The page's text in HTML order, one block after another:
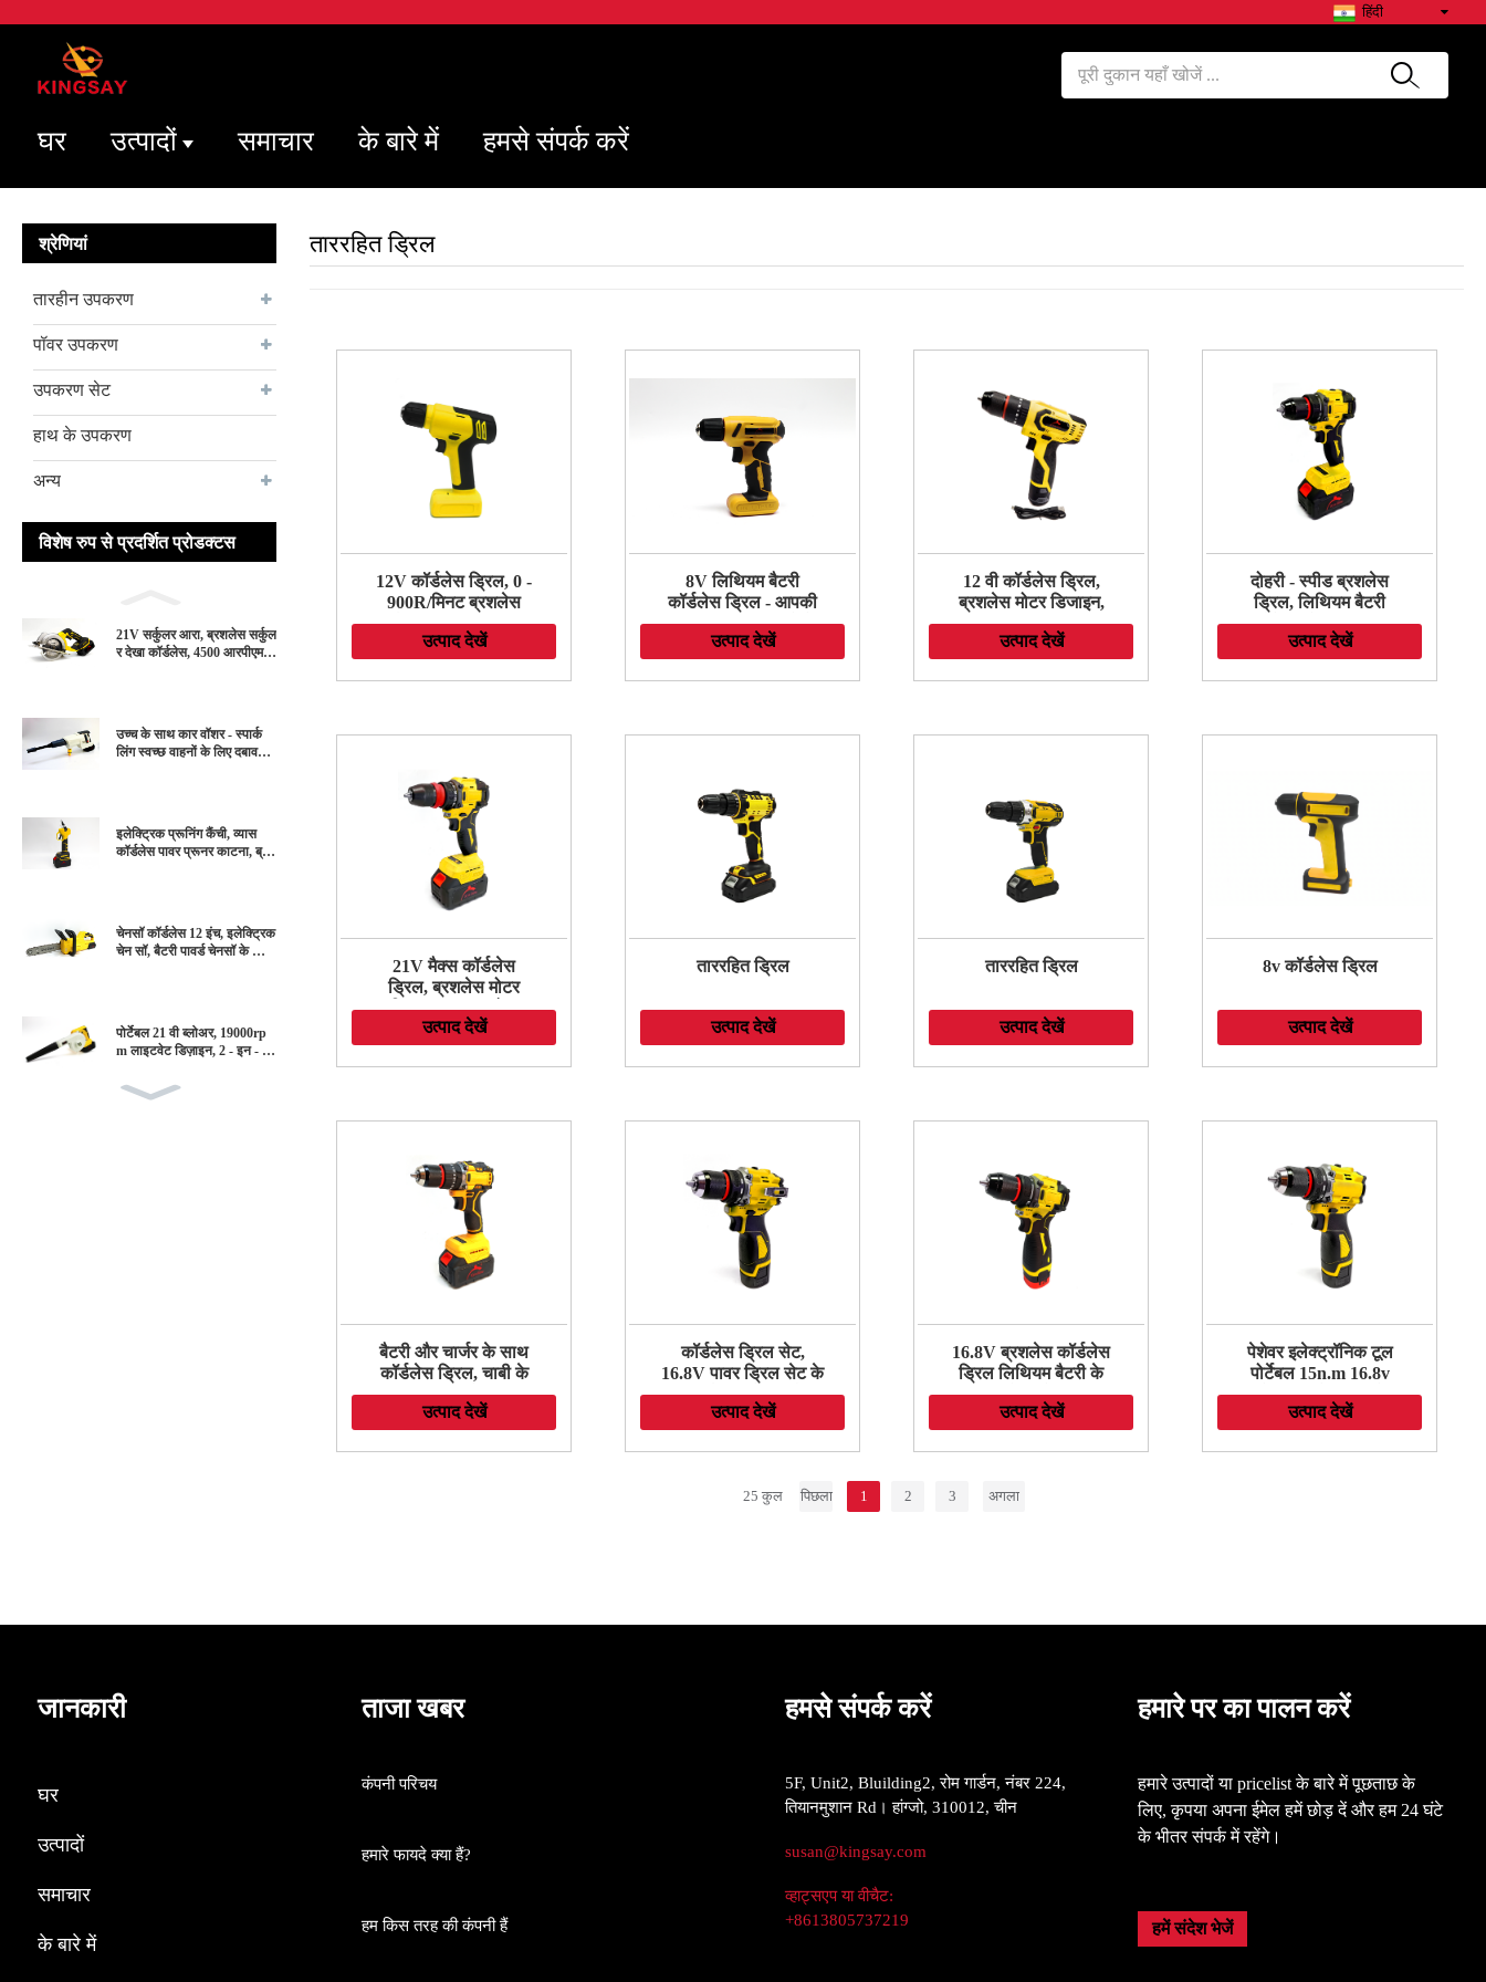
हिंदी
घर उत्पादों समाचार के बारे में हमसे संपर्क करें
श्रेणियां
तारहीन उपकरण
पॉवर उपकरण
उपकरण सेट
हाथ के उपकरण
अन्य
विशेष रुप से प्रदर्शित प्रोडक्टस
21V सर्कुलर आरा, ब्रशलेस सर्कुल
र देखा कॉर्डलेस, 4500 आरपीएम, ए
उच्च के साथ कार वॉशर - स्पार्क
लिंग स्वच्छ वाहनों के लिए दबाव
इलेक्ट्रिक प्रूनिंग कैंची, व्यास
कॉर्डलेस पावर प्रूनर काटना, ब्रश
चेनसॉ कॉर्डलेस 12 इंच, इलेक्ट्रिक
चेन सॉ, बैटरी पावर्ड चेनसॉ के साथ
पोर्टेबल 21 वी ब्लोअर, 19000rp
m लाइटवेट डिज़ाइन, 2 - इन - 1
लॉन की देखभाल के लिए वैक्यूम,
धूल/बर्फ उड़ाने
ताररहित ड्रिल
12V कॉर्डलेस ड्रिल, 0 -
900R/मिनट ब्रशलेस
बैटरी पावर डिज़ाइन,
ड्रिलिंग कंक्रीट, धातु,
लकड़ी के लिए पावर ड्रिल
सेट
उत्पाद देखें
8V लिथियम बैटरी
कॉर्डलेस ड्रिल - आपकी
सभी ड्रिलिंग जरूरतों के
लिए शक्तिशाली और हल्का
उत्पाद देखें
12 वी कॉर्डलेस ड्रिल,
ब्रशलेस मोटर डिजाइन,
ड्रिलिंग कंक्रीट, धातु,
लकड़ी के लिए पावर ड्रिल
सेट
उत्पाद देखें
दोहरी - स्पीड ब्रशलेस
ड्रिल, लिथियम बैटरी
कॉर्डलेस इलेक्ट्रिक ड्रिल
वेरिएबल स्पीड हाउसिंग
पावर ड्रिल स्क्रू इम्पैक्ट
टूल
उत्पाद देखें
21V मैक्स कॉर्डलेस
ड्रिल, ब्रशलेस मोटर
डिज़ाइन, 18+1 टोक़
सेटिंग्स, ड्रिलिंग कंक्रीट,
धातु, लकड़ी के लिए पावर
ड्रिल सेट
उत्पाद देखें
ताररहित ड्रिल
उत्पाद देखें
ताररहित ड्रिल
उत्पाद देखें
8v कॉर्डलेस ड्रिल
उत्पाद देखें
बैटरी और चार्जर के साथ
कॉर्डलेस ड्रिल, चाबी के
साथ 21 वी इलेक्ट्रिक
ड्रिल, 18+1 टैक्क
सेटिंग्स और ड्रिलिंग के
लिए प्रभाव मोड,
उत्पाद देखें
कॉर्डलेस ड्रिल सेट,
16.8V पावर ड्रिल सेट के
साथ बैटरी और चार्जर,
इलेक्ट्रिक ड्राइवर/ड्रिल
बिट्स, एलईडी इलेक्ट्रिक
ड्रिल सेट के साथ
उत्पाद देखें
16.8V ब्रशलेस कॉर्डलेस
ड्रिल लिथियम बैटरी के
साथ, होम इलेक्ट्रिक
स्क्रूड्राइवर पावर टूल के
लिए हैमर ड्रिल
उत्पाद देखें
पेशेवर इलेक्ट्रॉनिक टूल
पोर्टेबल 15n.m 16.8v
इलेक्ट्रिक पेचकश और
ड्रिल बिट्स के साथ
कॉर्डलेस ड्रिल
उत्पाद देखें
25 कुल पिछला 1 2 3 अगला
जानकारी
घर
उत्पादों
समाचार
के बारे में
ताजा खबर
कंपनी परिचय
हमारे फायदे क्या हैं?
हम किस तरह की कंपनी हैं
हमसे संपर्क करें
5F, Unit2, Bluilding2, रोम गार्डन, नंबर 224,
तियानमुशान Rd। हांग्जो, 310012, चीन
susan@kingsay.com
व्हाट्सएप या वीचैट:
+8613805737219
हमारे पर का पालन करें
हमारे उत्पादों या pricelist के बारे में पूछताछ के
लिए, कृपया अपना ईमेल हमें छोड़ दें और हम 24 घंटे
के भीतर संपर्क में रहेंगे।
हमें संदेश भेजें